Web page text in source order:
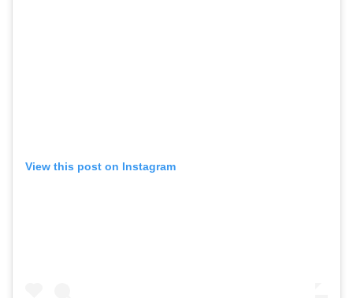
View this post on Instagram